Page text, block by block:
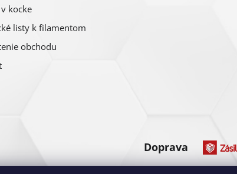
kocke
listy k filamentom
obchodu
Doprava